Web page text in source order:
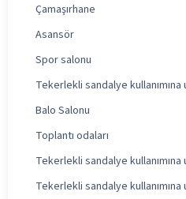
Çamaşırhane
Asansör
Spor salonu
Tekerlekli sandalye kullanımına
Balo Salonu
Toplantı odaları
Tekerlekli sandalye
Tekerlekli sandalye kullanımına